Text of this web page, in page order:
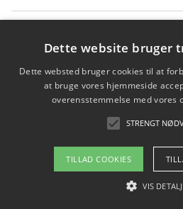
vores perspektiv
Copyright 2026 -
Om / kontakt
Dette website bruger
Dette websted bruger cookies til at
at bruge vores hjemmeside
overensstemmelse med vores
STRENGT
TILLAD COOKIES
VIS